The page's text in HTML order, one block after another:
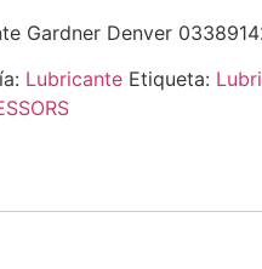
Gardner Denver
Lubricante Etiqueta: